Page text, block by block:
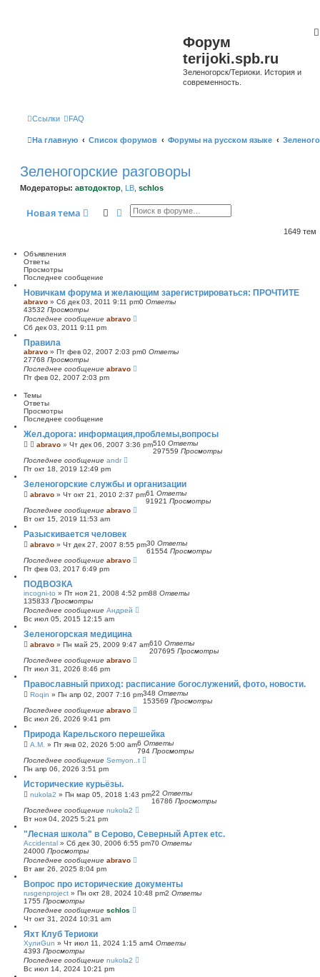
Форум
terijoki.spb.ru
Зеленогорск/Териоки. История и
современность.
Ссылки FAQ
На главную Список форумов Форумы на русском языке
Зеленогорские разговоры
Модераторы: автодоктор LB schlos
Новая тема ПоискРасширенный поиск
1649 тем
Объявления
Ответы
Просмотры
Последнее сообщение
Новичкам форума и желающим зарегистрироваться: ПРОЧТИТЕ
abravo » Сб дек 03, 2011 9:11 pm0 Ответы
43532 Просмотры
Последнее сообщение abravo
Сб дек 03, 2011 9:11 pm
Правила
abravo » Пт фев 02, 2007 2:03 pm0 Ответы
27768 Просмотры
Последнее сообщение abravo
Пт фев 02, 2007 2:03 pm
Темы
Ответы
Просмотры
Последнее сообщение
Жел.дорога: информация,проблемы,вопросы
abravo » Чт дек 06, 2007 3:36 pm510 Ответы
297559 Просмотры
Последнее сообщение andr
Пт окт 18, 2019 12:49 pm
Зеленогорские службы и организации
abravo » Чт окт 21, 2010 2:37 pm61 Ответы
91921 Просмотры
Последнее сообщение abravo
Вт окт 15, 2019 11:53 am
Разыскивается человек
abravo » Чт дек 27, 2007 8:55 pm30 Ответы
61554 Просмотры
Последнее сообщение abravo
Пт фев 03, 2017 6:49 pm
ПОДВОЗКА
incogni-to » Пт ноя 21, 2008 4:52 pm88 Ответы
135833 Просмотры
Последнее сообщение Андрей
Вс июл 05, 2015 12:15 am
Зеленогорская медицина
abravo » Пн май 25, 2009 9:47 am610 Ответы
207695 Просмотры
Последнее сообщение abravo
Пт июл 31, 2026 8:46 pm
Православный приход: расписание богослужений, фото, новости.
Roqin » Пн апр 02, 2007 7:16 pm348 Ответы
153569 Просмотры
Последнее сообщение abravo
Вс июл 26, 2026 9:41 pm
Природа Карельского перешейка
А.М. » Пт янв 02, 2026 5:00 am6 Ответы
794 Просмотры
Последнее сообщение Semyon..t
Пн апр 06, 2026 3:51 pm
Исторические курьёзы.
nukola2 » Пн мар 05, 2018 1:43 pm22 Ответы
16786 Просмотры
Последнее сообщение nukola2
Вт ноя 04, 2025 5:21 pm
"Лесная школа" в Серово, Северный Артек etc.
Accidental » Сб дек 30, 2006 6:55 pm70 Ответы
24000 Просмотры
Последнее сообщение abravo
Вт авг 26, 2025 8:04 pm
Вопрос про исторические документы
rusgenproject » Пн окт 28, 2024 10:48 pm2 Ответы
1755 Просмотры
Последнее сообщение schlos
Чт окт 31, 2024 10:31 am
Яхт Клуб Териоки
ХулиGun » Чт июл 11, 2024 1:15 am4 Ответы
4393 Просмотры
Последнее сообщение nukola2
Вс июл 14, 2024 10:21 pm